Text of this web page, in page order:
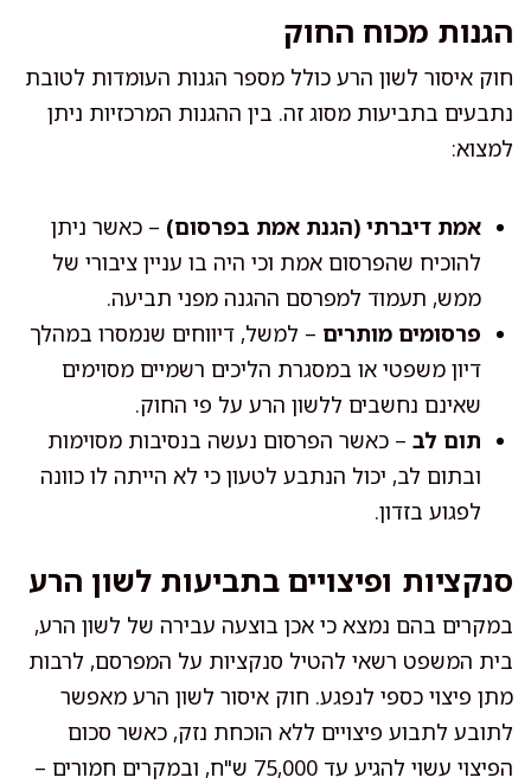
הגנות מכוח החוק
חוק איסור לשון הרע כולל מספר הגנות העומדות לטובת
נתבעים בתביעות מסוג זה. בין ההגנות המרכזיות ניתן
למצוא:
אמת דיברתי (הגנת אמת בפרסום) – כאשר ניתן
להוכיח שהפרסום אמת וכי היה בו עניין ציבורי של
ממש, תעמוד למפרסם ההגנה מפני תביעה.
פרסומים מותרים – למשל, דיווחים שנמסרו במהלך
דיון משפטי או במסגרת הליכים רשמיים מסוימים
שאינם נחשבים ללשון הרע על פי החוק.
תום לב – כאשר הפרסום נעשה בנסיבות מסוימות
ובתום לב, יכול הנתבע לטעון כי לא הייתה לו כוונה
לפגוע בזדון.
סנקציות ופיצויים בתביעות לשון הרע
במקרים בהם נמצא כי אכן בוצעה עבירה של לשון הרע,
בית המשפט רשאי להטיל סנקציות על המפרסם, לרבות
מתן פיצוי כספי לנפגע. חוק איסור לשון הרע מאפשר
לתובע לתבוע פיצויים ללא הוכחת נזק, כאשר סכום
הפיצוי עשוי להגיע עד 75,000 ש"ח, ובמקרים חמורים –